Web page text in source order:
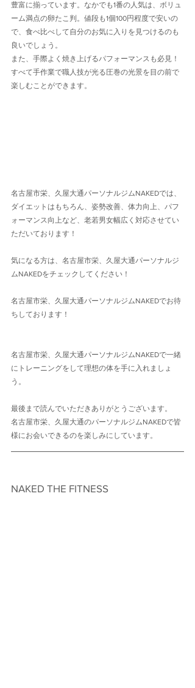
豊富に揃っています。なかでも1番の人気は、ボリュ
ーム満点の卵たこ判。値段も1個100円程度で安いの
で、食べ比べして自分のお気に入りを見つけるのも
良いでしょう。
また、手際よく焼き上げるパフォーマンスも必見！
すべて手作業で職人技が光る圧巻の光景を目の前で
楽しむことができます。
名古屋市栄、久屋大通パーソナルジムNAKEDでは、
ダイエットはもちろん、姿勢改善、体力向上、パフ
ォーマンス向上など、老若男女幅広く対応させてい
ただいております！
気になる方は、名古屋市栄、久屋大通パーソナルジ
ムNAKEDをチェックしてください！
名古屋市栄、久屋大通パーソナルジムNAKEDでお待
ちしております！
名古屋市栄、久屋大通パーソナルジムNAKEDで一緒
にトレーニングをして理想の体を手に入れましょ
う。
最後まで読んでいただきありがとうございます。
名古屋市栄、久屋大通のパーソナルジムNAKEDで皆
様にお会いできるのを楽しみにしています。
NAKED THE FITNESS